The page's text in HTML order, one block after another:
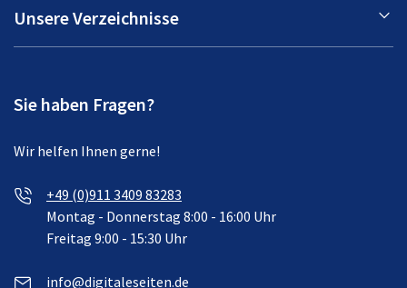
Unsere Verzeichnisse
Sie haben Fragen?
Wir helfen Ihnen gerne!
+49 (0)911 3409 83283
Montag - Donnerstag 8:00 - 16:00 Uhr
Freitag 9:00 - 15:30 Uhr
info@digitaleseiten.de